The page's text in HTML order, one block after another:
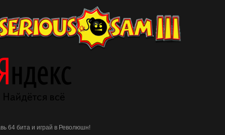
64 бита и играй в Революшн!